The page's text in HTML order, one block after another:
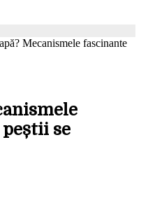
Mecanismele fascinante
se